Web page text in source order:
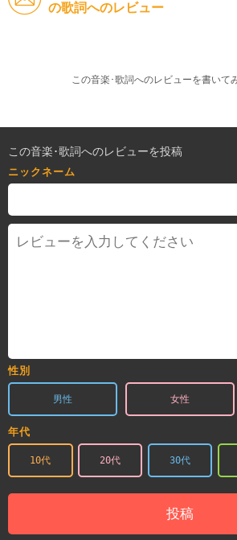
の歌詞へのレビュー
この音楽･歌詞へのレビューを書いて
この音楽･歌詞へのレビューを投稿
ニックネーム
性別
男性 女性
年代
10代 20代 30代
投稿